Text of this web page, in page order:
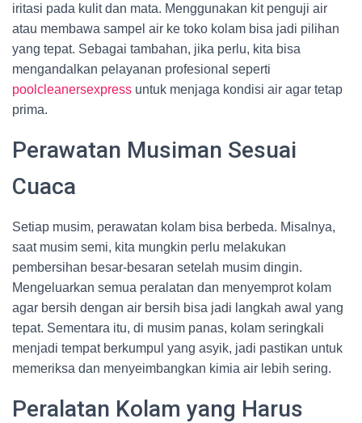
iritasi pada kulit dan mata. Menggunakan kit penguji air
atau membawa sampel air ke toko kolam bisa jadi pilihan
yang tepat. Sebagai tambahan, jika perlu, kita bisa
mengandalkan pelayanan profesional seperti
poolcleanersexpress untuk menjaga kondisi air agar tetap
prima.
Perawatan Musiman Sesuai
Cuaca
Setiap musim, perawatan kolam bisa berbeda. Misalnya,
saat musim semi, kita mungkin perlu melakukan
pembersihan besar-besaran setelah musim dingin.
Mengeluarkan semua peralatan dan menyemprot kolam
agar bersih dengan air bersih bisa jadi langkah awal yang
tepat. Sementara itu, di musim panas, kolam seringkali
menjadi tempat berkumpul yang asyik, jadi pastikan untuk
memeriksa dan menyeimbangkan kimia air lebih sering.
Peralatan Kolam yang Harus